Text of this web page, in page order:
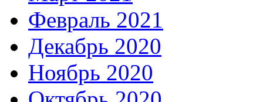
Февраль 2021
Декабрь 2020
Ноябрь 2020